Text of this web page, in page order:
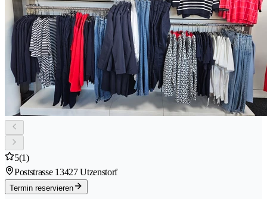
5(1)
Poststrasse 13427 Utzenstorf
Termin reservieren